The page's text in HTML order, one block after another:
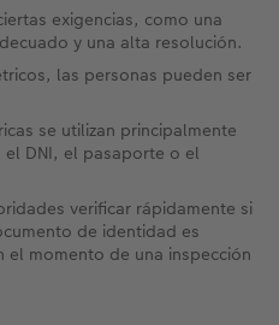
exigencias, como una
y una alta resolución.
las personas pueden ser
se utilizan principalmente
DNI, el pasaporte o el
verificar rápidamente si
de identidad es
momento de una inspección